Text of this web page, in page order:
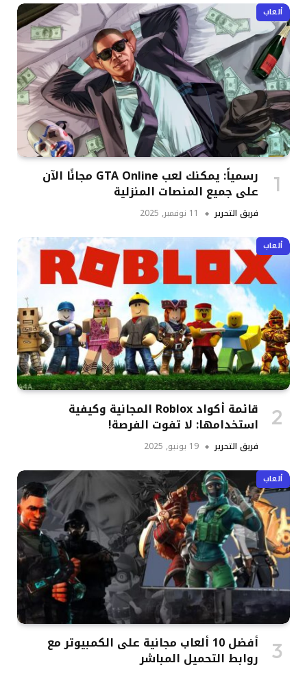
ألعاب
رسمياً: يمكنك لعب GTA Online مجانًا الآن
على جميع المنصات المنزلية
فريق التحرير 11 نوفمبر, 2025
ألعاب
قائمة أكواد Roblox المجانية وكيفية
استخدامها: لا تفوت الفرصة!
فريق التحرير 19 يونيو, 2025
ألعاب
أفضل 10 ألعاب مجانية على الكمبيوتر مع
روابط التحميل المباشر